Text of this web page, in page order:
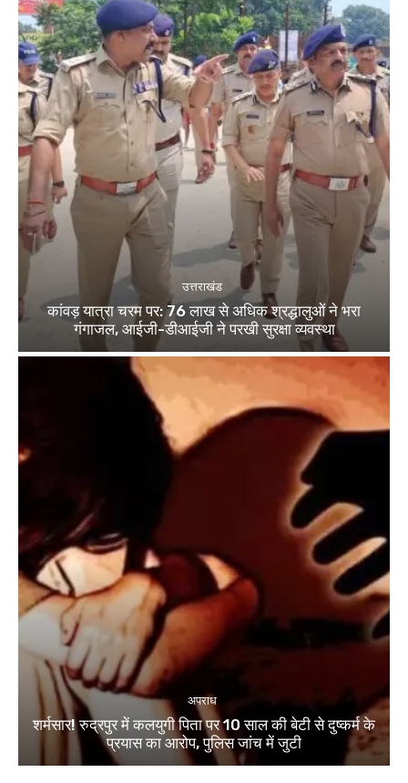
उत्तराखंड
कांवड़ यात्रा चरम पर: 76 लाख से अधिक श्रद्धालुओं ने भरा
गंगाजल, आईजी-डीआईजी ने परखी सुरक्षा व्यवस्था
अपराध
शर्मसार! रुद्रपुर में कलयुगी पिता पर 10 साल की बेटी से दुष्कर्म के
प्रयास का आरोप, पुलिस जांच में जुटी